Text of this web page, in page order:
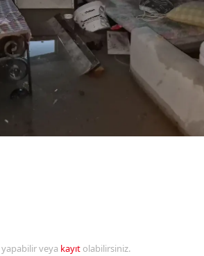
Karaman
Kırıkkale
Şırnak
Bartın
Karabük
yapabilir veya kayıt olabilirsiniz.